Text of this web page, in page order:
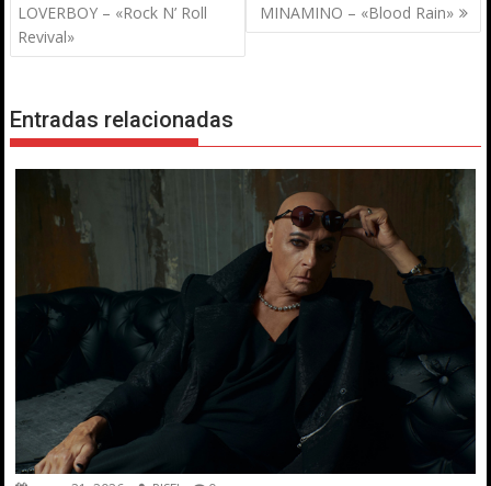
de
entradas
LOVERBOY – «Rock N’ Roll
Revival»
MINAMINO – «Blood Rain»
Entradas relacionadas